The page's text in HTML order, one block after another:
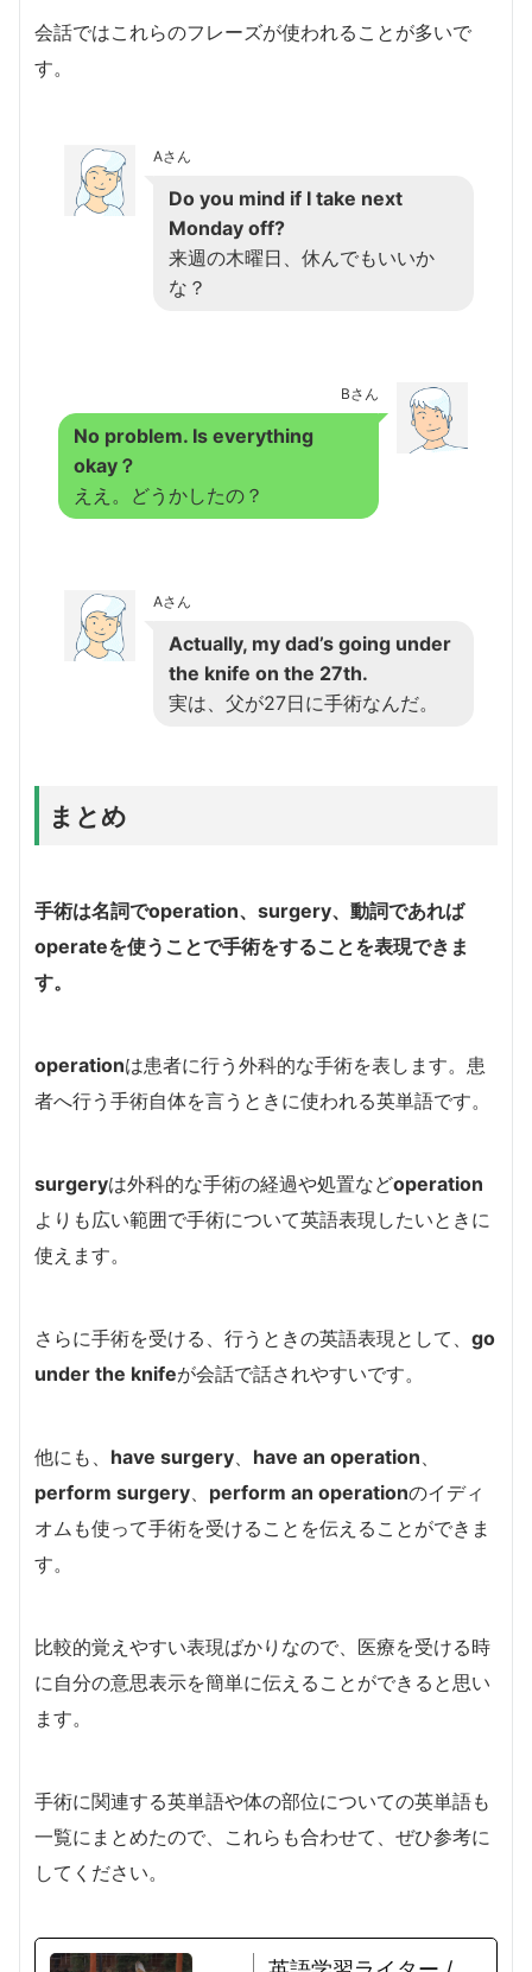
会話ではこれらのフレーズが使われることが多いで
す。
Aさん
Do you mind if I take next
Monday off?
来週の木曜日、休んでもいいか
な？
Bさん
No problem. Is everything
okay？
ええ。どうかしたの？
Aさん
Actually, my dad’s going under
the knife on the 27th.
実は、父が27日に手術なんだ。
まとめ
手術は名詞でoperation、 surgery、 動詞であれば
operateを使うことで手術をすることを表現できま
す。
operationは患者に行う外科的な手術を表します。患
者へ行う手術自体を言うときに使われる英単語です。
surgeryは外科的な手術の経過や処置などoperation
よりも広い範囲で手術について英語表現したいときに
使えます。
さらに手術を受ける、行うときの英語表現として、 go
under the knifeが会話で話されやすいです。
他にも、 have surgery have an operation
perform surgery
perform an operationのイディ
オムも使って手術を受けることを伝えることができま
す。
比較的覚えやすい表現ばかりなので、医療を受ける時
に自分の意思表示を簡単に伝えることができると思い
ます。
手術に関連する英単語や体の部位についての英単語も
一覧にまとめたので、これらも合わせて、ぜひ参考に
してください。